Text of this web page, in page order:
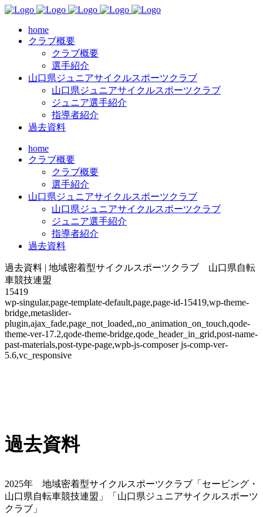
home
クラブ概要
クラブ概要
選手紹介
山口県ジュニアサイクルスポーツクラブ
山口県ジュニアサイクルスポーツクラブ
ジュニア選手紹介
指導者紹介
過去資料
home
クラブ概要
クラブ概要
選手紹介
山口県ジュニアサイクルスポーツクラブ
山口県ジュニアサイクルスポーツクラブ
ジュニア選手紹介
指導者紹介
過去資料
過去資料 | 地域密着型サイクルスポーツクラブ 山口県自転
車競技連盟
15419
wp-singular,page-template-default,page,page-id-15419,wp-theme-
bridge,metaslider-
plugin,ajax_fade,page_not_loaded,,no_animation_on_touch,qode-
theme-ver-17.2,qode-theme-bridge,qode_header_in_grid,post-name-
past-materials,post-type-page,wpb-js-composer js-comp-ver-
5.6,vc_responsive
過去資料
2025年 地域密着型サイクルスポーツクラブ「セービング・
山口県自転車競技連盟」「山口県ジュニアサイクルスポーツ
クラブ」